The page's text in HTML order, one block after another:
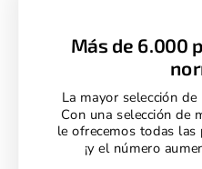
Más de 6.000
La mayor selección
Con una selección de
le ofrecemos todas
¡y el número